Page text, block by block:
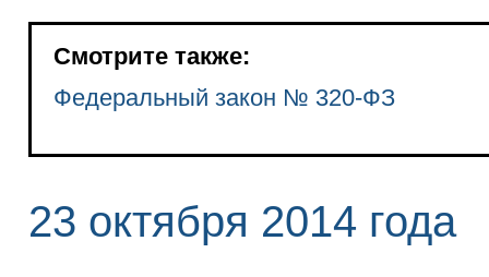
Смотрите также:
Федеральный закон № 320-ФЗ
23 октября 2014 года